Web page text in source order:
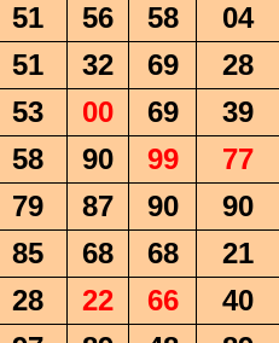
51 56 58
04
51 32 69
28
53 00 69
39
58 90 99
77
79 87 90
90
85 68 68
21
28 22 66
40